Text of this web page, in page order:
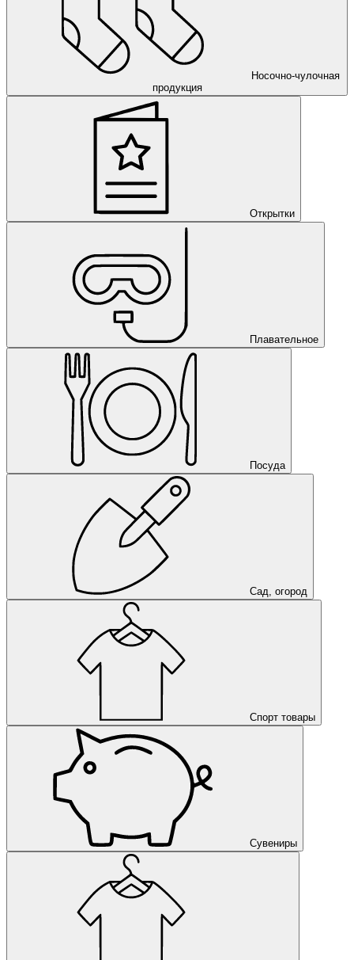
Носочно-чулочная
продукция
Открытки
Плавательное
Посуда
Сад, огород
Спорт товары
Сувениры